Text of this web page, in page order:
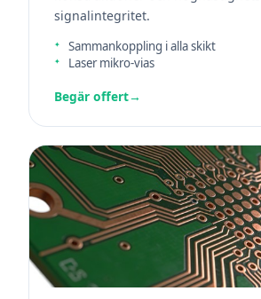
signalintegritet.
Sammankoppling i alla skikt
Laser mikro-vias
Begär offert→